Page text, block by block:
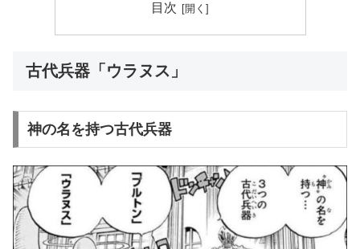
目次
古代兵器「ウラヌス」
神の名を持つ古代兵器